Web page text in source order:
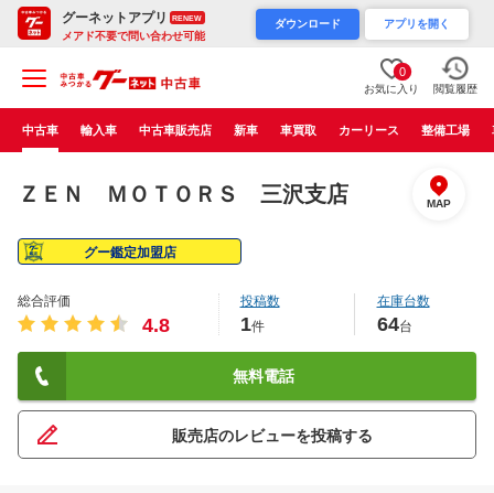
グーネットアプリ RENEW
メアド不要で問い合わせ可能
ダウンロード アプリを開く
0
お気に入り 閲覧履歴
中古車 輸入車 中古車販売店 新車 車買取 カーリース 整備工場
ＺＥＮ ＭＯＴＯＲＳ 三沢支店 MAP
グー鑑定加盟店
総合評価
4.8
投稿数
1件
在庫台数
64台
無料電話
販売店のレビューを投稿する